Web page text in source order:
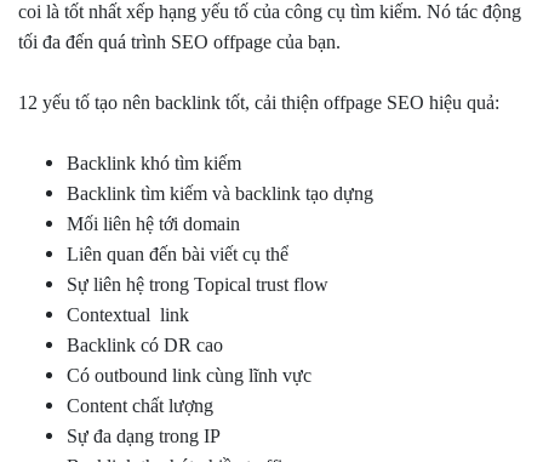
coi là tốt nhất xếp hạng yếu tố của công cụ tìm kiếm. Nó tác động
tối đa đến quá trình SEO offpage của bạn.
12 yếu tố tạo nên backlink tốt, cải thiện offpage SEO hiệu quả:
Backlink khó tìm kiếm
Backlink tìm kiếm và backlink tạo dựng
Mối liên hệ tới domain
Liên quan đến bài viết cụ thể
Sự liên hệ trong Topical trust flow
Contextual link
Backlink có DR cao
Có outbound link cùng lĩnh vực
Content chất lượng
Sự đa dạng trong IP